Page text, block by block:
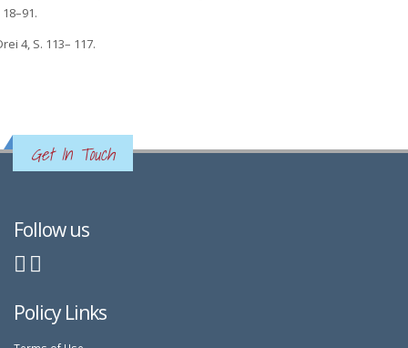
4, S. 113– 117.
Get In Touch
Follow us
Policy Links